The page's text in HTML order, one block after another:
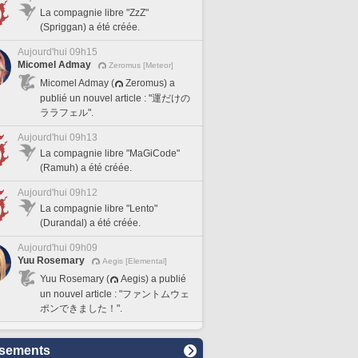
La compagnie libre "ZzZ"
(Spriggan) a été créée.
Aujourd'hui 09h15
Micomel Admay
Zeromus [Meteor]
Micomel Admay (
Zeromus) a
publié un nouvel article : "運だけの
ララフェル".
Aujourd'hui 09h13
La compagnie libre "MaGiCode"
(Ramuh) a été créée.
Aujourd'hui 09h12
La compagnie libre "Lento"
(Durandal) a été créée.
Aujourd'hui 09h09
Yuu Rosemary
Aegis [Elemental]
Yuu Rosemary (
Aegis) a publié
un nouvel article : "ファントムウェ
ポンできました！".